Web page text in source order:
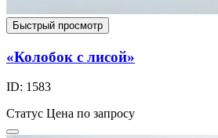
Быстрый просмотр
«Колобок с лисой»
ID: 1583
Статус Цена по запросу